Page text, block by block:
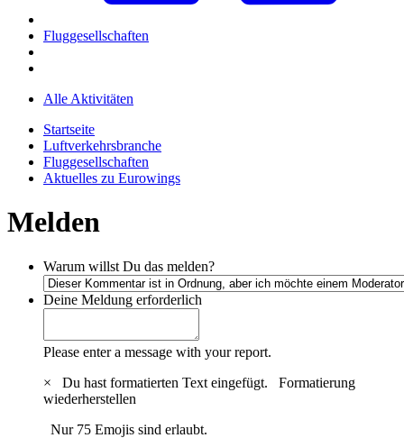
Fluggesellschaften
Alle Aktivitäten
Startseite
Luftverkehrsbranche
Fluggesellschaften
Aktuelles zu Eurowings
Melden
Warum willst Du das melden?
Deine Meldung erforderlich
Please enter a message with your report.
×
Du hast formatierten Text eingefügt. Formatierung
wiederherstellen
Nur 75 Emojis sind erlaubt.